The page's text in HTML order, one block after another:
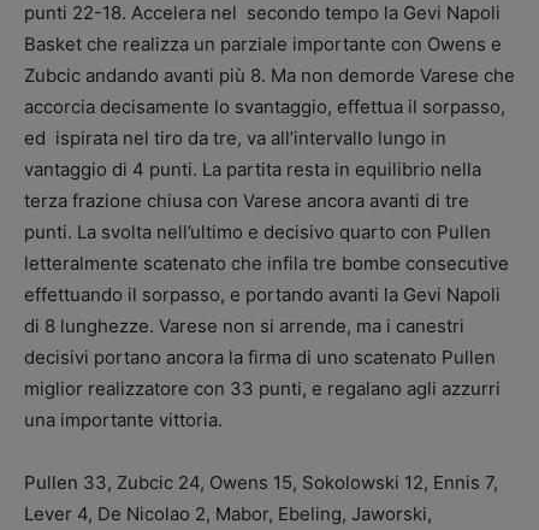
punti 22-18. Accelera nel secondo tempo la Gevi Napoli
Basket che realizza un parziale importante con Owens e
Zubcic andando avanti più 8. Ma non demorde Varese che
accorcia decisamente lo svantaggio, effettua il sorpasso,
ed ispirata nel tiro da tre, va all’intervallo lungo in
vantaggio di 4 punti. La partita resta in equilibrio nella
terza frazione chiusa con Varese ancora avanti di tre
punti. La svolta nell’ultimo e decisivo quarto con Pullen
letteralmente scatenato che infila tre bombe consecutive
effettuando il sorpasso, e portando avanti la Gevi Napoli
di 8 lunghezze. Varese non si arrende, ma i canestri
decisivi portano ancora la firma di uno scatenato Pullen
miglior realizzatore con 33 punti, e regalano agli azzurri
una importante vittoria.
Pullen 33, Zubcic 24, Owens 15, Sokolowski 12, Ennis 7,
Lever 4, De Nicolao 2, Mabor, Ebeling, Jaworski,